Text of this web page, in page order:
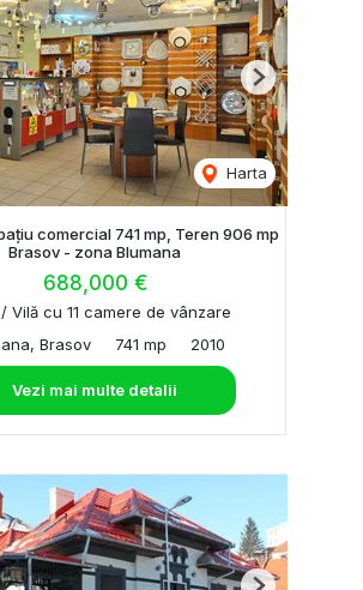
Harta
Next
comercial 741 mp, Teren 906 mp
Brasov - zona Blumana
688,000 €
Vilă cu 11 camere de vânzare
Brasov
741 mp 2010
Vezi mai multe detalii